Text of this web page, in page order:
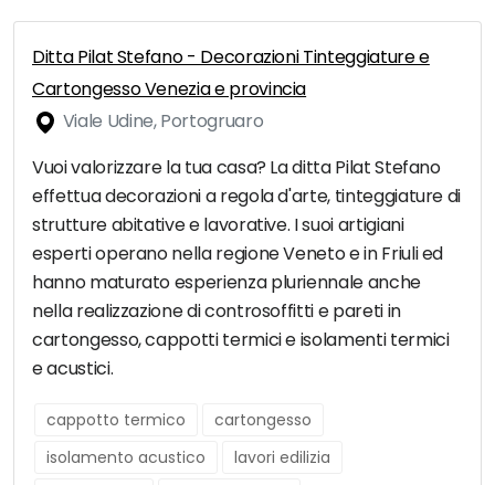
Ditta Pilat Stefano - Decorazioni Tinteggiature e
Cartongesso Venezia e provincia
Viale Udine, Portogruaro
Vuoi valorizzare la tua casa? La ditta Pilat Stefano
effettua decorazioni a regola d'arte, tinteggiature di
strutture abitative e lavorative. I suoi artigiani
esperti operano nella regione Veneto e in Friuli ed
hanno maturato esperienza pluriennale anche
nella realizzazione di controsoffitti e pareti in
cartongesso, cappotti termici e isolamenti termici
e acustici.
cappotto termico
cartongesso
isolamento acustico
lavori edilizia